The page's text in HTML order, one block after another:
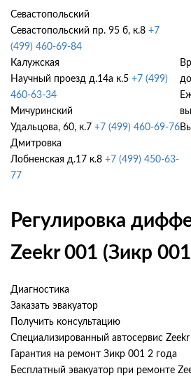
Севастопольский
Севастопольский пр. 95 б, к.8 +7
(499) 460-69-84
Калужская
Научный проезд д.14а к.5 +7 (499)
460-63-34
Мичуринский
Удальцова, 60, к.7 +7 (499) 460-69-76
Дмитровка
Лобненская д.17 к.8 +7 (499) 450-63-
77
Регулировка
Zeekr 001 (Зикр
Диагностика
Заказать эвакуатор
Получить консультацию
Специализированный автосервис Zeekr
Гарантия на ремонт Зикр 001 2 года
Бесплатный эвакуатор при ремонте